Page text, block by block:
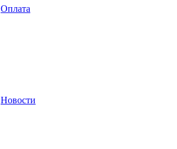
Оплата
Новости